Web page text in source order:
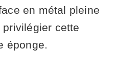
en métal pleine
cette
éponge.